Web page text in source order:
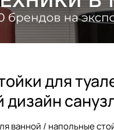
для
ванной / напольные